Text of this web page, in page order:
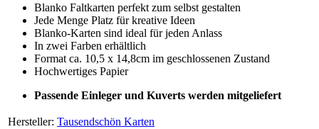
Blanko Faltkarten perfekt zum selbst gestalten
Jede Menge Platz für kreative Ideen
Blanko-Karten sind ideal für jeden Anlass
In zwei Farben erhältlich
Format ca. 10,5 x 14,8cm im geschlossenen Zustand
Hochwertiges Papier
Passende Einleger und Kuverts werden mitgeliefert
Hersteller: Tausendschön Karten